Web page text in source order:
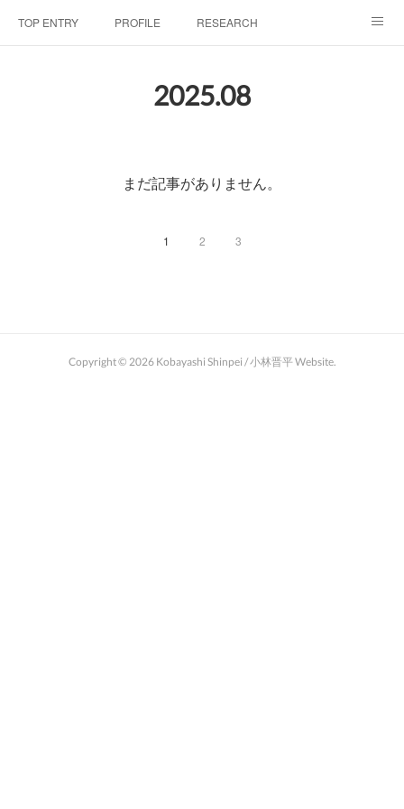
TOP ENTRY PROFILE RESEARCH
MEDIA LINKS
2025.08
まだ記事がありません。
1 2 3
Copyright © 2026 Kobayashi Shinpei / 小林晋平 Website.